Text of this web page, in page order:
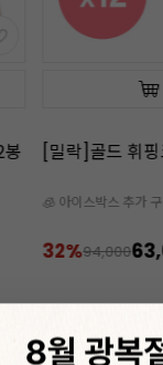
봉
[밀락]골드 휘
🧊 아이스박스 추가
32%94,000